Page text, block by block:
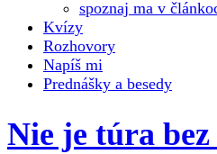
spoznaj ma v
Kvízy
Rozhovory
Napíš mi
Prednášky a besedy
Nie je túra